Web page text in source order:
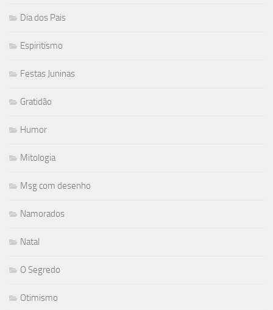
Dia dos Pais
Espiritismo
Festas Juninas
Gratidão
Humor
Mitologia
Msg com desenho
Namorados
Natal
O Segredo
Otimismo